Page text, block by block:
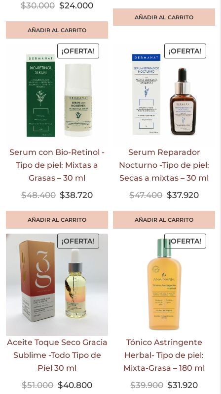
$30.000 $24.000
AÑADIR AL CARRITO
AÑADIR AL CARRITO
¡OFERTA!
Serum con Bio-Retinol -
Tipo de piel: Mixtas a
Grasas – 30 ml
$48.400 $38.720
AÑADIR AL CARRITO
¡OFERTA!
Serum Reparador
Nocturno -Tipo de piel:
Secas a mixtas – 30 ml
$47.400 $37.920
AÑADIR AL CARRITO
¡OFERTA!
Aceite Toque Seco Gracia
Sublime -Todo Tipo de
Piel 30 ml
$51.000 $40.800
¡OFERTA!
Tónico Astringente
Herbal- Tipo de piel:
Mixta-Grasa – 180 ml
$39.900 $31.920